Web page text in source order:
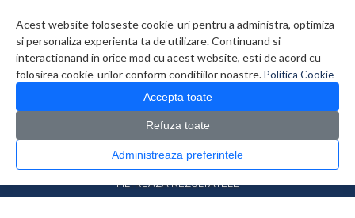
Acest website foloseste cookie-uri pentru a administra, optimiza
si personaliza experienta ta de utilizare. Continuand si
interactionand in orice mod cu acest website, esti de acord cu
folosirea cookie-urilor conform conditiilor noastre.Politica Cookie
Accepta toate
Refuza toate
Administreaza preferintele
0 produs(e)
CATALOG PRODUSE
FILTREAZA REZULTATELE